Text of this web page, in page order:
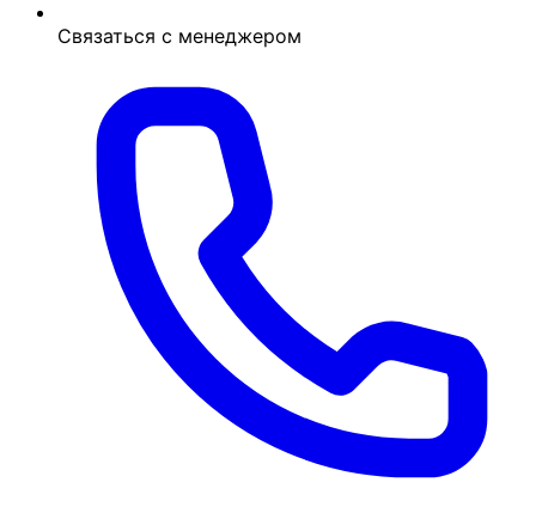
Связаться с менеджером